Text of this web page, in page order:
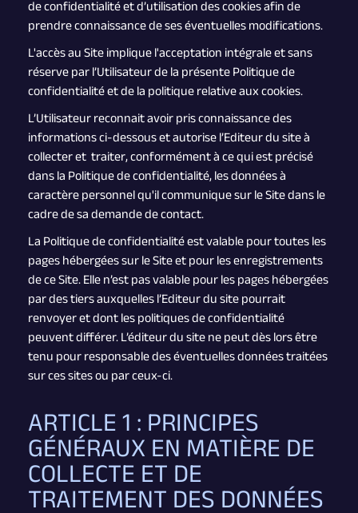
de confidentialité et d’utilisation des cookies afin de
prendre connaissance de ses éventuelles modifications.
L'accès au Site implique l'acceptation intégrale et sans
réserve par l’Utilisateur de la présente Politique de
confidentialité et de la politique relative aux cookies.
L’Utilisateur reconnait avoir pris connaissance des
informations ci-dessous et autorise l’Editeur du site à
collecter et traiter, conformément à ce qui est précisé
dans la Politique de confidentialité, les données à
caractère personnel qu'il communique sur le Site dans le
cadre de sa demande de contact.
La Politique de confidentialité est valable pour toutes les
pages hébergées sur le Site et pour les enregistrements
de ce Site. Elle n’est pas valable pour les pages hébergées
par des tiers auxquelles l’Editeur du site pourrait
renvoyer et dont les politiques de confidentialité
peuvent différer. L’éditeur du site ne peut dès lors être
tenu pour responsable des éventuelles données traitées
sur ces sites ou par ceux-ci.
ARTICLE 1 : PRINCIPES
GÉNÉRAUX EN MATIÈRE DE
COLLECTE ET DE
TRAITEMENT DES DONNÉES